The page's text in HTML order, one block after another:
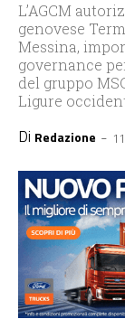
L’AGCM
genovese
Messina,
governance
del gruppo
Ligure
Di Redazione -